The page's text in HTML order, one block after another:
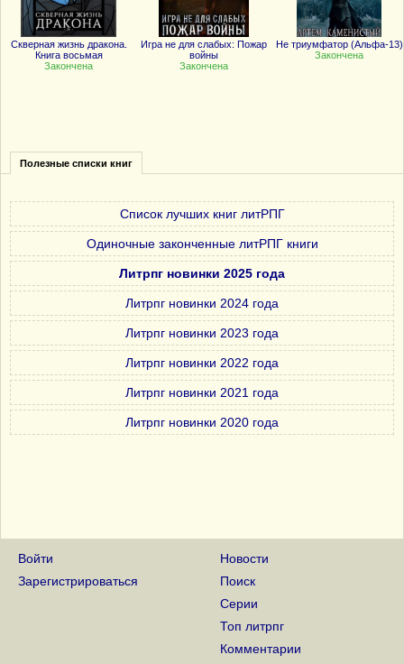
Скверная жизнь дракона.
Книга восьмая
Закончена
Игра не для слабых: Пожар
войны
Закончена
Не триумфатор (Альфа-13)
Закончена
Полезные списки книг
Список лучших книг литРПГ
Одиночные законченные литРПГ книги
Литрпг новинки 2025 года
Литрпг новинки 2024 года
Литрпг новинки 2023 года
Литрпг новинки 2022 года
Литрпг новинки 2021 года
Литрпг новинки 2020 года
Войти
Зарегистрироваться
Новости
Поиск
Серии
Топ литрпг
Комментарии